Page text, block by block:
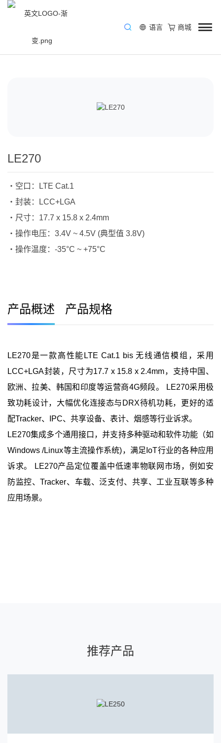
语言
商城
产品与方案
LE270
・空口：LTE Cat.1
・封装：LCC+LGA
・尺寸：17.7 x 15.8 x 2.4mm
・操作电压：3.4V ~ 4.5V (典型值 3.8V)
・操作温度：-35°C ~ +75°C
产品概述 产品规格
LE270是一款高性能LTE Cat.1 bis 无线通信模组，采用
LCC+LGA封装，尺寸为17.7 x 15.8 x 2.4mm，支持中国、
欧洲、拉美、韩国和印度等运营商4G频段。 LE270采用极
致功耗设计，大幅优化连接态与DRX待机功耗，更好的适
配Tracker、IPC、共享设备、表计、烟感等行业诉求。
LE270集成多个通用接口，并支持多种驱动和软件功能（如
Windows /Linux等主流操作系统)，满足IoT行业的各种应用
诉求。 LE270产品定位覆盖中低速率物联网市场，例如安
防监控、Tracker、车载、泛支付、共享、工业互联等多种
应用场景。
推荐产品